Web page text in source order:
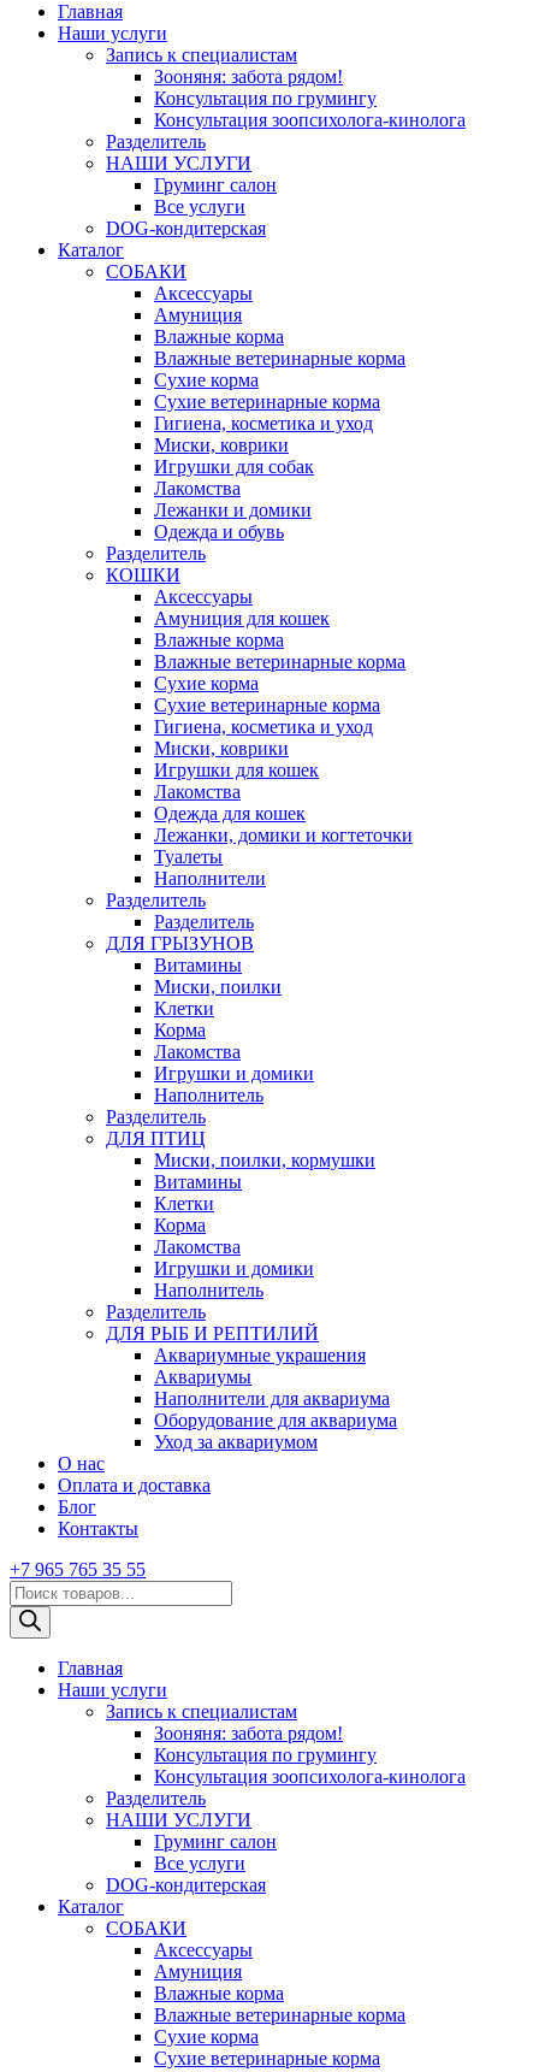
Главная
Наши услуги
Запись к специалистам
Зооняня: забота рядом!
Консультация по грумингу
Консультация зоопсихолога-кинолога
Pазделитель
НАШИ УСЛУГИ
Груминг салон
Все услуги
DOG-кондитерская
Каталог
СОБАКИ
Аксессуары
Амуниция
Влажные корма
Влажные ветеринарные корма
Сухие корма
Сухие ветеринарные корма
Гигиена, косметика и уход
Миски, коврики
Игрушки для собак
Лакомства
Лежанки и домики
Одежда и обувь
Разделитель
КОШКИ
Аксессуары
Амуниция для кошек
Влажные корма
Влажные ветеринарные корма
Сухие корма
Сухие ветеринарные корма
Гигиена, косметика и уход
Миски, коврики
Игрушки для кошек
Лакомства
Одежда для кошек
Лежанки, домики и когтеточки
Туалеты
Наполнители
Pазделитель
Разделитель
ДЛЯ ГРЫЗУНОВ
Витамины
Миски, поилки
Клетки
Корма
Лакомства
Игрушки и домики
Наполнитель
Разделитель
ДЛЯ ПТИЦ
Миски, поилки, кормушки
Витамины
Клетки
Корма
Лакомства
Игрушки и домики
Наполнитель
Разделитель
ДЛЯ РЫБ И РЕПТИЛИЙ
Аквариумные украшения
Аквариумы
Наполнители для аквариума
Оборудование для аквариума
Уход за аквариумом
О нас
Оплата и доставка
Блог
Контакты
+7 965 765 35 55
Поиск
товаров
Главная
Наши услуги
Запись к специалистам
Зооняня: забота рядом!
Консультация по грумингу
Консультация зоопсихолога-кинолога
Pазделитель
НАШИ УСЛУГИ
Груминг салон
Все услуги
DOG-кондитерская
Каталог
СОБАКИ
Аксессуары
Амуниция
Влажные корма
Влажные ветеринарные корма
Сухие корма
Сухие ветеринарные корма